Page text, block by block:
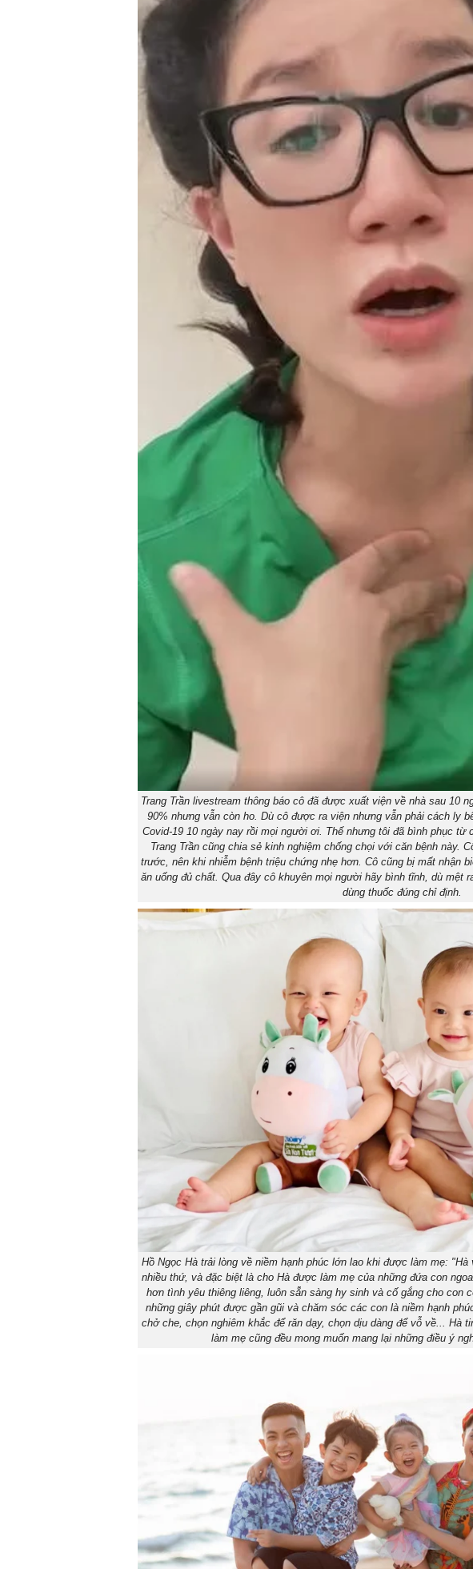
Trang Trần livestream thông báo cô đã được xuất viện về nhà sau 10
90% nhưng vẫn còn ho. Dù cô được ra viện nhưng vẫn phải cách ly
Covid-19 10 ngày nay rồi mọi người ơi. Thế nhưng tôi đã bình phục từ
Trang Trần cũng chia sẻ kinh nghiệm chống chọi với căn bệnh này.
trước, nên khi nhiễm bệnh triệu chứng nhẹ hơn. Cô cũng bị mất nhận
ăn uống đủ chất. Qua đây cô khuyên mọi người hãy bình tĩnh, dù mệt
dùng thuốc đúng chỉ định.
Hồ Ngọc Hà trải lòng về niềm hạnh phúc lớn lao khi được làm mẹ:
nhiều thứ, và đặc biệt là cho Hà được làm mẹ của những đứa con
hơn tình yêu thiêng liêng, luôn sẵn sàng hy sinh và cố gắng cho con
những giây phút được gần gũi và chăm sóc các con là niềm hạnh
chở che, chọn nghiêm khắc để răn dạy, chọn dịu dàng để vỗ về... Hà
làm mẹ cũng đều mong muốn mang lại những điều ý